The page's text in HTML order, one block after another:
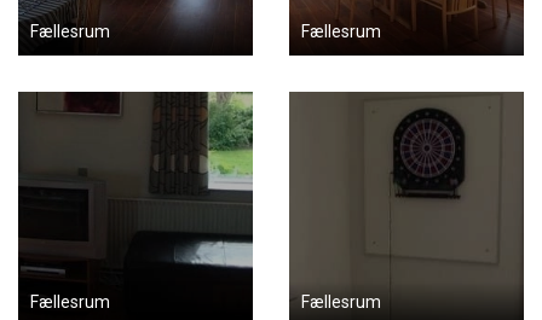
Fællesrum Fællesrum
Fællesrum Fællesrum